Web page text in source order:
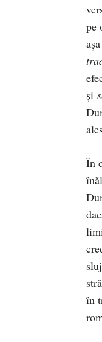
pe
şi
În
în